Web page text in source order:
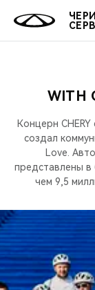
ВСЕ МОДЕЛИ
КРОССОВЕРЫ
СЕДАНЫ
НОВИНКИ
ВЫБОР И
КРЕДИТ И
СЕРВИС
ЗАПЧАСТИ И
CHERY CONNECT
АКСЕССУАРЫ
О БРЕНДЕ
ЛЮДИ CHERY
ВЫГОДЫ И АКЦИИ
ВЫБОР И
КРЕДИТ
О НАС
МЫ В СОЦСЕТЯХ
WITH
Концерн
создал
Love.
представлены в
чем 9,5